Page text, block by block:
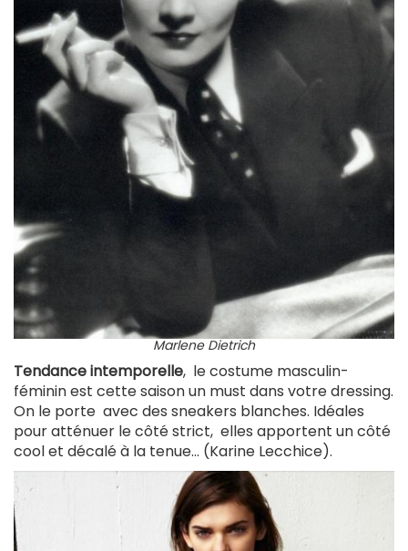
Marlene Dietrich
Tendance intemporelle, le costume masculin-
féminin est cette saison un must dans votre dressing.
On le porte avec des sneakers blanches. Idéales
pour atténuer le côté strict, elles apportent un côté
cool et décalé à la tenue... (Karine Lecchice).